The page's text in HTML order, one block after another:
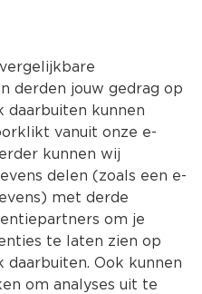
Kies jouw
Producten
derden jouw gedrag op
daarbuiten kunnen
vanuit onze e-
kunnen wij
delen (zoals een e-
met derde
om je
te laten zien op
Ook kunnen
om analyses uit te